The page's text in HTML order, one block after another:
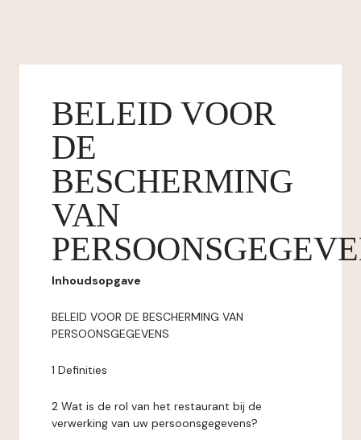
BELEID VOOR
DE
BESCHERMING
VAN
Inhoudsopgave
BELEID VOOR DE BESCHERMING VAN
PERSOONSGEGEVENS
1 Definities
2 Wat is de rol van het restaurant bij de
verwerking van uw persoonsgegevens?